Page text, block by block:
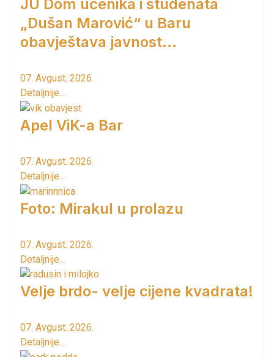
JU Dom učenika i studenata
„Dušan Marović“ u Baru
obavještava javnost...
07. Avgust. 2026.
Detaljnije...
Apel ViK-a Bar
07. Avgust. 2026.
Detaljnije...
Foto: Mirakul u prolazu
07. Avgust. 2026.
Detaljnije...
Velje brdo- velje cijene kvadrata!
07. Avgust. 2026.
Detaljnije...